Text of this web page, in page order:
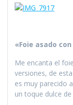
«Foie asado
Me encanta el
versiones, de
es muy parecido
un toque dulce